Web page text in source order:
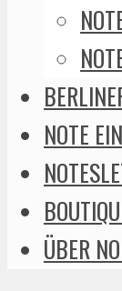
NOTE
ÜBER